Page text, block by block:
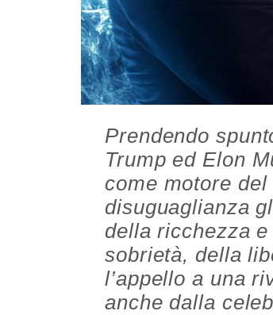
Prendendo
Trump ed Elon
come motore
disuguaglianza
della ricchezza
sobrietà, della
l’appello a una
anche dalla